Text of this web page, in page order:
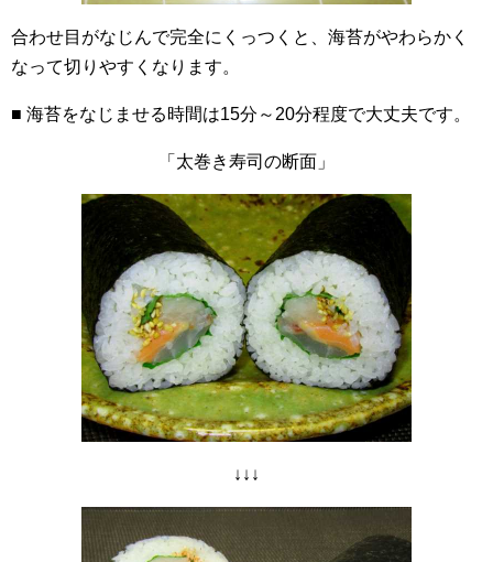
合わせ目がなじんで完全にくっつくと、海苔がやわらかく
なって切りやすくなります。
■ 海苔をなじませる時間は15分～20分程度で大丈夫です。
「太巻き寿司の断面」
↓↓↓